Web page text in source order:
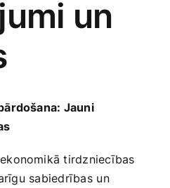
un
Jauni
tirdzniecības
sabiedrības ⁢un